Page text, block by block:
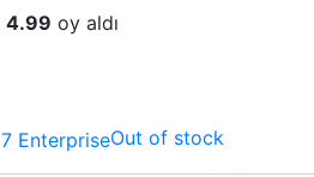
4.99 oy aldı
Out of stock